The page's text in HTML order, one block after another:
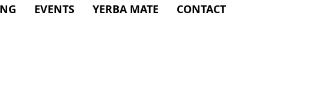
EVENTS YERBA MATE CONTACT